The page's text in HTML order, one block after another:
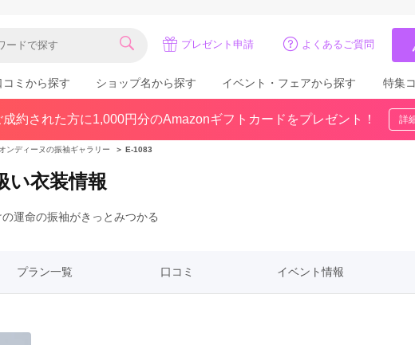
プレゼント申請 よくあるご質問
関東
東京都(383)
千葉県(183)
茨城県(93)
群馬県(57)
中国
コミから探す ショップ名から探す イベント・フェアから探す 特集
振袖
約された方に1,000円分のAmazonギフトカードをプレゼント！ 詳
ンディーヌの振袖ギャラリー ＞ E-1083
い衣装情報
運命の振袖がきっとみつかる
プラン一覧 口コミ イベント情報